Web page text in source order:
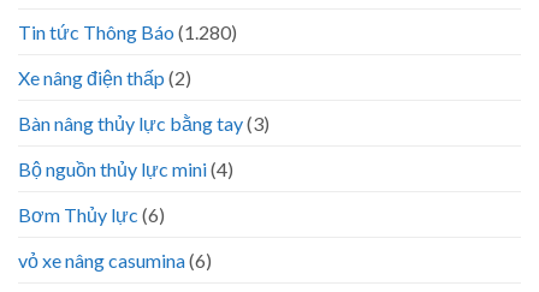
Tin tức Thông Báo (1.280)
Xe nâng điện thấp (2)
Bàn nâng thủy lực bằng tay(3)
Bộ nguồn thủy lực mini(4)
Bơm Thủy lực (6)
vỏ xe nâng casumina(6)